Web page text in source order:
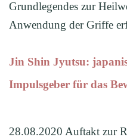
Grundlegendes zur
Anwendung der Griffe
Jin Shin Jyutsu:
Impulsgeber für das
28.08.2020 Auftakt zur